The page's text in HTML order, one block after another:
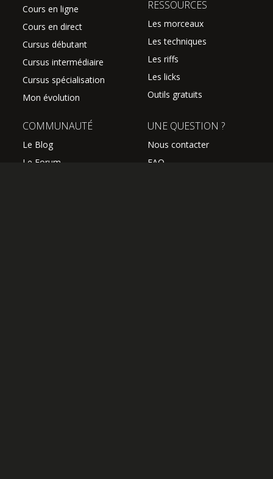
Cours en ligne
Cours en direct
Cursus débutant
Cursus intermédiaire
Cursus spécialisation
Mon évolution
RESSOURCES
Les morceaux
Les techniques
Les riffs
Les licks
Outils gratuits
COMMUNAUTÉ
Le Blog
Le Forum
UNE QUESTION ?
Nous contacter
FAQ